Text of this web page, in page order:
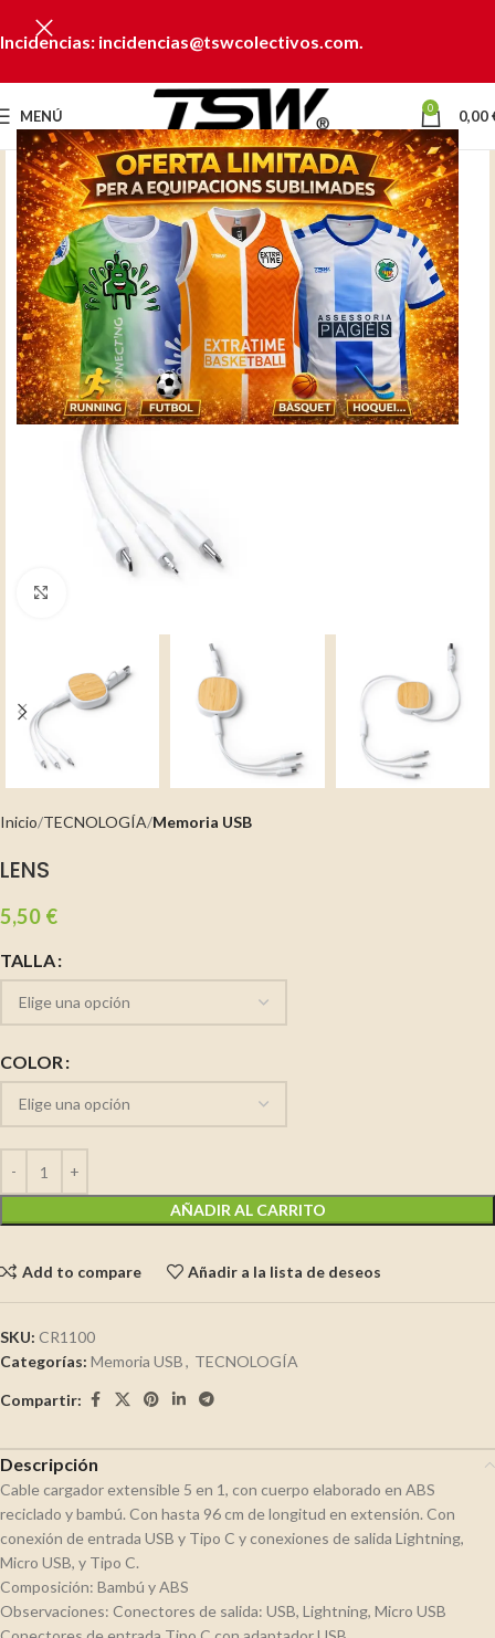
Incidencias: incidencias@tswcolectivos.com.
MENÚ 0 0,00
Inicio TECNOLOGÍA Memoria USB
LENS
5,50 €
TALLA
COLOR
AÑADIR AL CARRITO
Add to compare Añadir a la lista de deseos
SKU: CR1100
Categorías: Memoria USB, TECNOLOGÍA
Compartir:
Descripción
Cable cargador extensible 5 en 1, con cuerpo elaborado en ABS
reciclado y bambú. Con hasta 96 cm de longitud en extensión. Con
conexión de entrada USB y Tipo C y conexiones de salida Lightning,
Micro USB, y Tipo C.
Composición: Bambú y ABS
Observaciones: Conectores de salida: USB, Lightning, Micro USB